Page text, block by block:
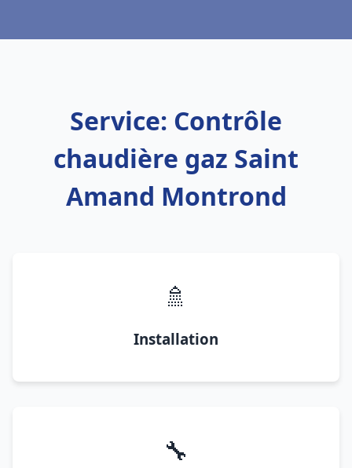
Service: Contrôle
chaudière gaz Saint
Amand Montrond
🚿
Installation
🔧